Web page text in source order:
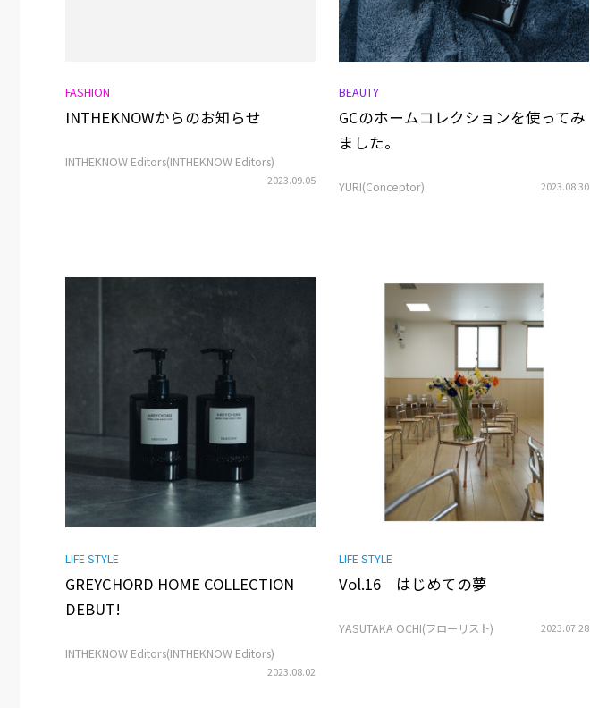
FASHION
INTHEKNOWからのお知らせ
INTHEKNOW Editors(INTHEKNOW Editors)
2023.09.05
BEAUTY
GCのホームコレクションを使ってみ
ました。
YURI(Conceptor) 2023.08.30
LIFE STYLE
GREYCHORD HOME COLLECTION
DEBUT!
INTHEKNOW Editors(INTHEKNOW Editors)
2023.08.02
LIFE STYLE
Vol.16 はじめての夢
YASUTAKA OCHI(フローリスト) 2023.07.28